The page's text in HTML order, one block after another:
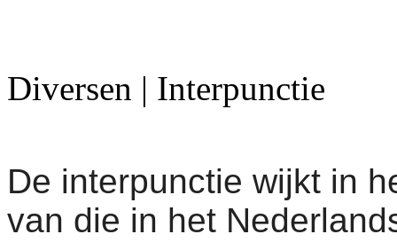
Diversen | Interpunctie
De interpunctie wijkt in
van die in het